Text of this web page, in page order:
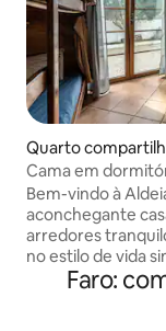
Quarto
res
Cama em
com café da
Bem-vindo à
aconchegante
arredores
no estilo de vida
comunidades
— pessoas que
vivendo em
Faro: